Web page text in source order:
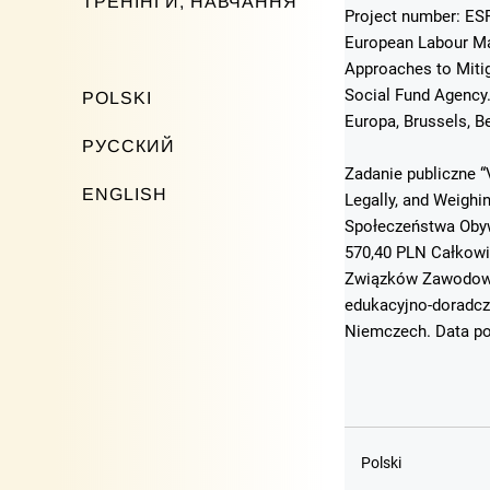
POLSKI
РУССКИЙ
ENGLISH
Project number:
European Labour
Approaches to
Social Fund
Europa, Brussels,
Zadanie publiczne
Legally, and
Społeczeństwa
570,40 PLN
Związków
edukacyjno-
Niemczech. Data
Polski